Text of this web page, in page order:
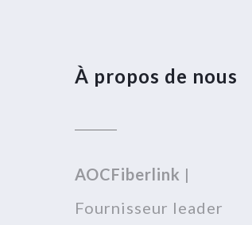
À propos de nous
AOCFiberlink |
Fournisseur leader